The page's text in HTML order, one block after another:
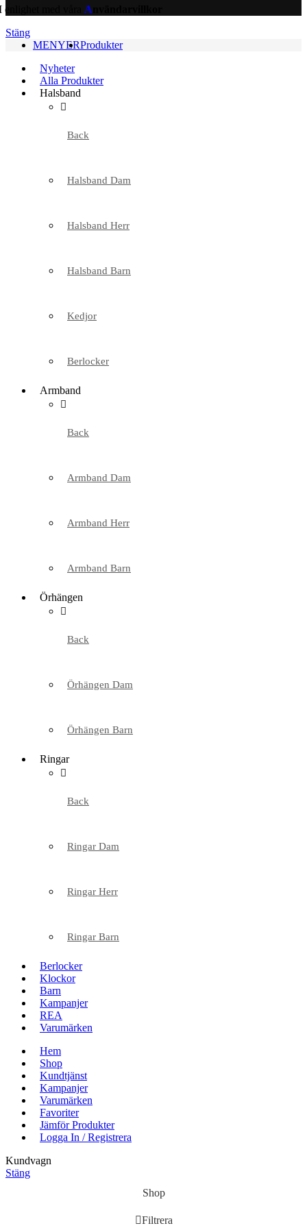
enlighet med våra A
Stäng
MENYERProdukter
Nyheter
Alla Produkter
Halsband
Back
Halsband Dam
Halsband Herr
Halsband Barn
Kedjor
Berlocker
Armband
Back
Armband Dam
Armband Herr
Armband Barn
Örhängen
Back
Örhängen Dam
Örhängen Barn
Ringar
Back
Ringar Dam
Ringar Herr
Ringar Barn
Berlocker
Klockor
Barn
Kampanjer
REA
Varumärken
Hem
Shop
Kundtjänst
Kampanjer
Varumärken
Favoriter
Jämför Produkter
Logga In / Registrera
Kundvagn
Stäng
Shop
Filtrera